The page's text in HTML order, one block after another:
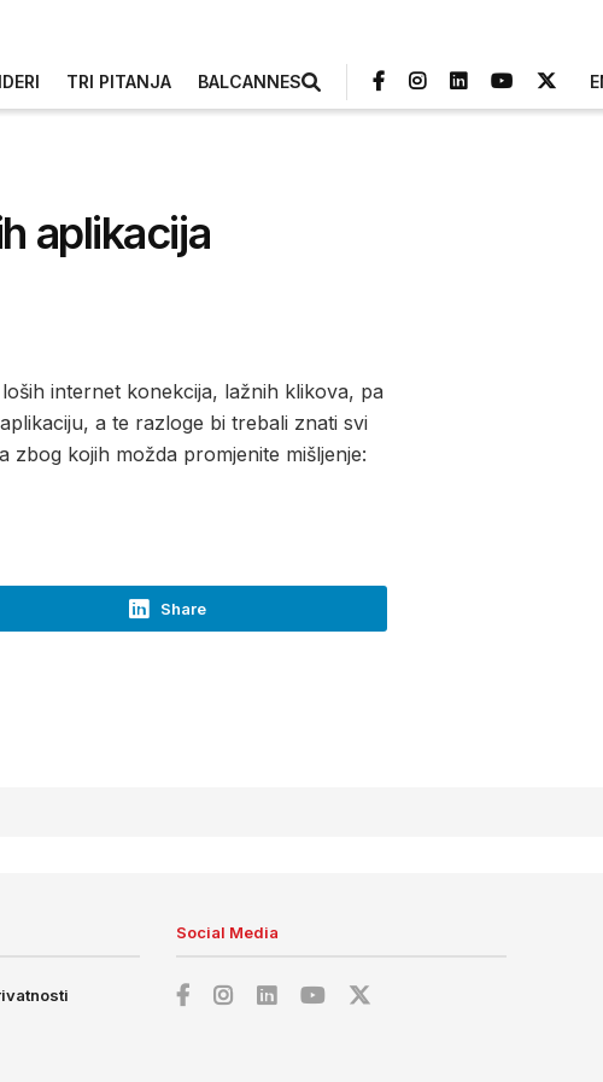
TRI PITANJA BALCANNES
aplikacija
internet konekcija, lažnih klikova, pa
a te razloge bi trebali znati svi
zbog kojih možda promjenite mišljenje:
Share
Social Media